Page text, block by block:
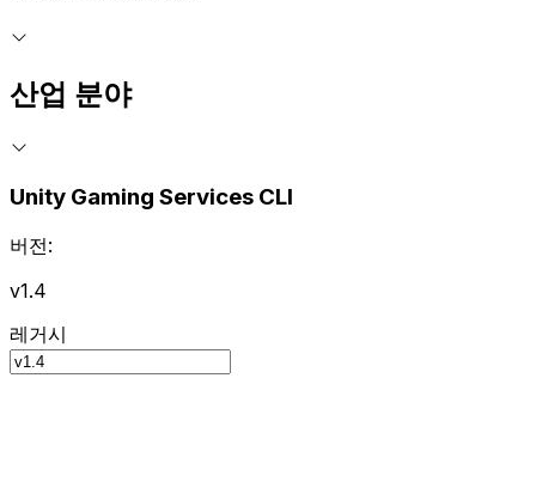
산업 분야
Unity Gaming Services CLI
버전:
v1.4
레거시